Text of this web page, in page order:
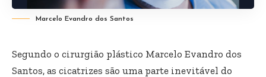
Marcelo Evandro dos Santos
Segundo o cirurgião plástico Marcelo Evandro dos
Santos, as cicatrizes são uma parte inevitável do